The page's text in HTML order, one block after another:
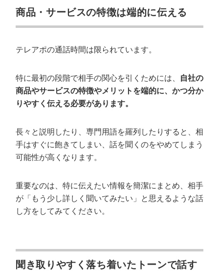
商品・サービスの特徴は端的に伝える
テレアポの通話時間は限られています。
特に最初の段階で相手の関心を引くためには、
自社の
商品やサービスの特徴やメリットを端的に、かつ分か
りやすく伝える必要があります。
長々と説明したり、専門用語を羅列したりすると、相
手はすぐに飽きてしまい、話を聞くのをやめてしまう
可能性が高くなります。
重要なのは、特に伝えたい情報を簡潔にまとめ、相手
が「もう少し詳しく聞いてみたい」と思えるような話
し方をしてみてください。
聞き取りやすく落ち着いたトーンで話す